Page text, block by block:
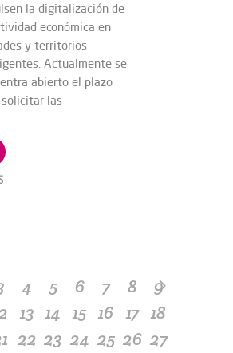
la digitalización de
económica en
y territorios
Actualmente se
abierto el plazo
solicitar las
4 5 6 7 8
9
13 14 15 16 17 18
22 23 24 25 26 27